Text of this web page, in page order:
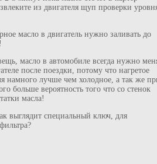
из двигателя щуп проверки
масло в двигатель нужно заливать до
масло в автомобиле всегда нужно
после поездки, потому что нагретое
намного лучше чем холодное, а так же
больше вероятность того что со стенок
масла!
выглядит специальный ключ, для